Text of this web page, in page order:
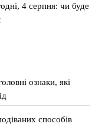
4 серпня: чи буде
ознаки, які
способів